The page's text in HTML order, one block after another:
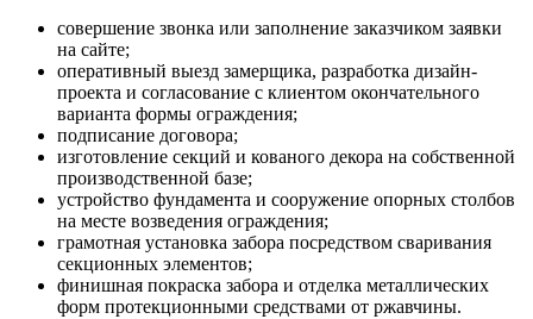
совершение звонка или заполнение заказчиком заявки
на сайте;
оперативный выезд замерщика, разработка дизайн-
проекта и согласование с клиентом окончательного
варианта формы ограждения;
подписание договора;
изготовление секций и кованого декора на собственной
производственной базе;
устройство фундамента и сооружение опорных столбов
на месте возведения ограждения;
грамотная установка забора посредством сваривания
секционных элементов;
финишная покраска забора и отделка металлических
форм протекционными средствами от ржавчины.